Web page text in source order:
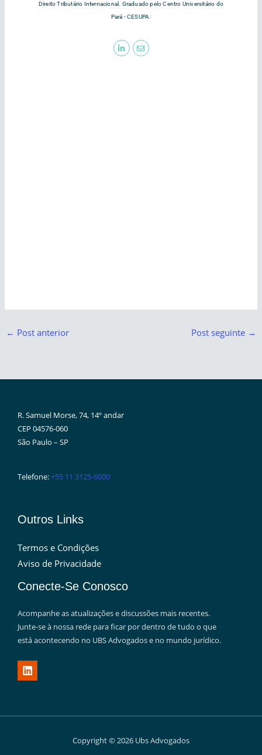
Direito Tributário Internacional. Graduado pelo Centro Universitário do
Pará - CESUPA.
← Post anterior Post seguinte →
R. Samuel Morse, 74, 14º andar
CEP 04576-060
São Paulo – SP
Telefone:+55 11 3125-6000
Outros Links
Termos e Condições
Aviso de Privacidade
Conecte-Se Conosco
Acompanhe as atualizações e discussões mais recentes.
Junte-se à nossa rede para ficar por dentro de tudo o que
está acontecendo no UBS Advogados e no mundo jurídico.
Copyright © 2026 Ubs Advogados